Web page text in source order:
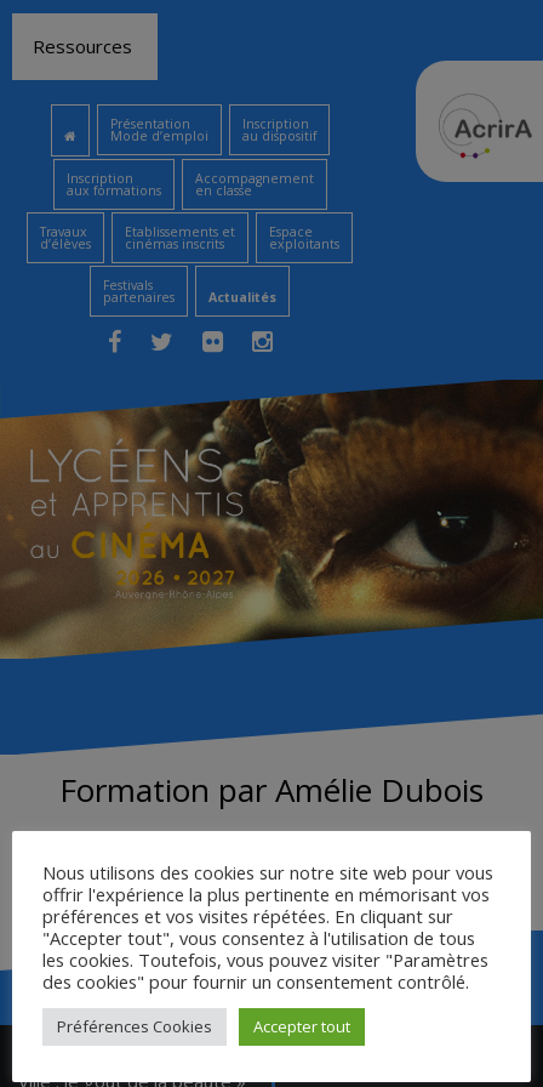
contenu
Ressources
Présentation
Mode d’emploi
Inscription
au dispositif
Inscription
aux formations
Accompagnement
en classe
Travaux
d’élèves
Etablissements et
cinémas inscrits
Espace
exploitants
Festivals
partenaires Actualités
Formation par Amélie Dubois
Plans – Pays de la Loire
Navigation
Ville : le goût de la beauté »
Nous utilisons des cookies sur notre site web pour vous
offrir l'expérience la plus pertinente en mémorisant vos
préférences et vos visites répétées. En cliquant sur
"Accepter tout", vous consentez à l'utilisation de tous
les cookies. Toutefois, vous pouvez visiter "Paramètres
des cookies" pour fournir un consentement contrôlé.
Préférences Cookies Accepter tout